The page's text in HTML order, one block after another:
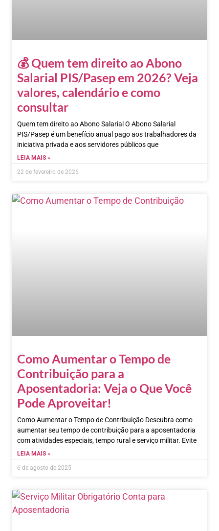
💰 Quem tem direito ao Abono
Salarial PIS/Pasep em 2026? Veja
valores, calendário e como
consultar
Quem tem direito ao Abono Salarial O Abono Salarial
PIS/Pasep é um benefício anual pago aos trabalhadores da
iniciativa privada e aos servidores públicos que
LEIA MAIS »
22 de fevereiro de 2026
Como Aumentar o Tempo de
Contribuição para a
Aposentadoria: Veja o Que Você
Pode Aproveitar!
Como Aumentar o Tempo de Contribuição Descubra como
aumentar seu tempo de contribuição para a aposentadoria
com atividades especiais, tempo rural e serviço militar. Evite
LEIA MAIS »
6 de agosto de 2025